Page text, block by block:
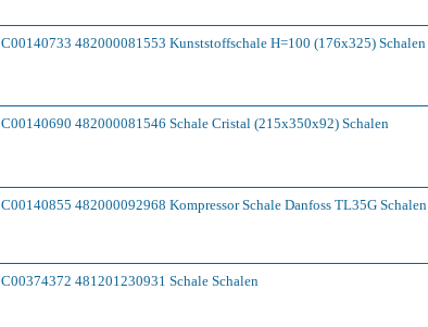
C00140733 482000081553 Kunststoffschale H=100 (176x325) Schalen
C00140690 482000081546 Schale Cristal (215x350x92) Schalen
C00140855 482000092968 Kompressor Schale Danfoss TL35G Schalen
C00374372 481201230931 Schale Schalen